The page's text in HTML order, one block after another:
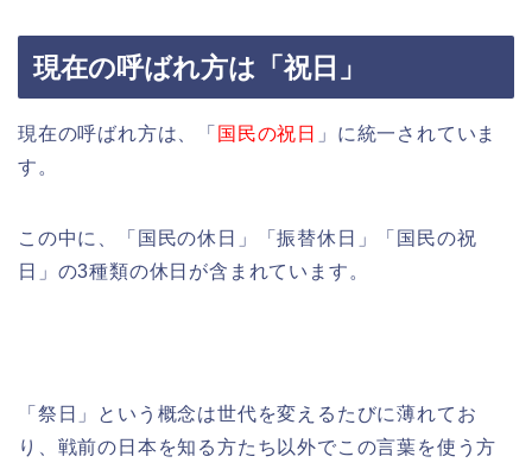
現在の呼ばれ方は「祝日」
現在の呼ばれ方は、「 国民の祝日
」に統一されていま
す。
この中に、「国民の休日」「振替休日」「国民の祝
日」の3種類の休日が含まれています。
「祭日」という概念は世代を変えるたびに薄れてお
り、戦前の日本を知る方たち以外でこの言葉を使う方